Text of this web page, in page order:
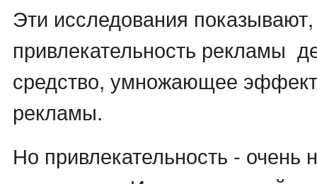
Эти исследования
привлекательность рекламы
средство, умножающее
рекламы.
Но привлекательность - очень